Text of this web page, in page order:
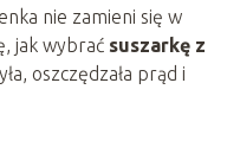
nie zamieni się w
jak wybrać suszarkę z
oszczędzała prąd i